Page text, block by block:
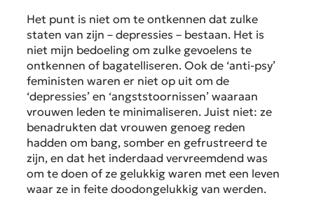
Het punt is niet om te ontkennen dat zulke
staten van zijn – depressies – bestaan. Het is
niet mijn bedoeling om zulke gevoelens te
ontkennen of bagatelliseren. Ook de ‘anti-psy’
feministen waren er niet op uit om de
‘depressies’ en ‘angststoornissen’ waaraan
vrouwen leden te minimaliseren. Juist niet: ze
benadrukten dat vrouwen genoeg reden
hadden om bang, somber en gefrustreerd te
zijn, en dat het inderdaad vervreemdend was
om te doen of ze gelukkig waren met een leven
waar ze in feite doodongelukkig van werden.